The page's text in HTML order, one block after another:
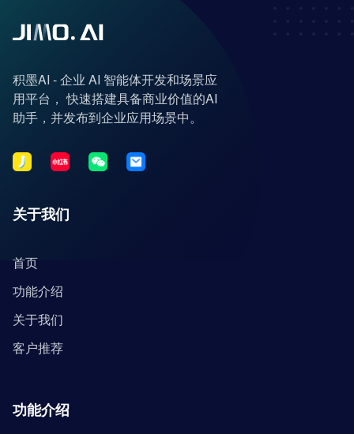
积墨AI - 企业 AI 智能体开发和场景应
用平台， 快速搭建具备商业价值的AI
助手，并发布到企业应用场景中。
关于我们
首页
功能介绍
关于我们
客户推荐
功能介绍